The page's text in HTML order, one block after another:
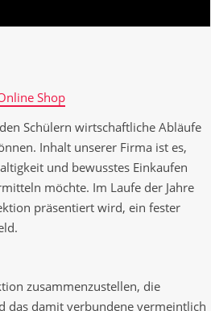
Shop
Schülern wirtschaftliche Abläufe
Inhalt unserer Firma ist es,
und bewusstes Einkaufen
möchte. Im Laufe der Jahre
präsentiert wird, ein fester
zusammenzustellen, die
das damit verbundene vermeintlich